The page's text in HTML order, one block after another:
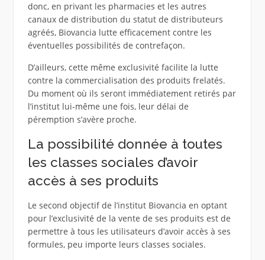
donc, en privant les pharmacies et les autres
canaux de distribution du statut de distributeurs
agréés, Biovancia lutte efficacement contre les
éventuelles possibilités de contrefaçon.
D’ailleurs, cette même exclusivité facilite la lutte
contre la commercialisation des produits frelatés.
Du moment où ils seront immédiatement retirés par
l’institut lui-même une fois, leur délai de
péremption s’avère proche.
La possibilité donnée à toutes
les classes sociales d’avoir
accès à ses produits
Le second objectif de l’institut Biovancia en optant
pour l’exclusivité de la vente de ses produits est de
permettre à tous les utilisateurs d’avoir accès à ses
formules, peu importe leurs classes sociales.